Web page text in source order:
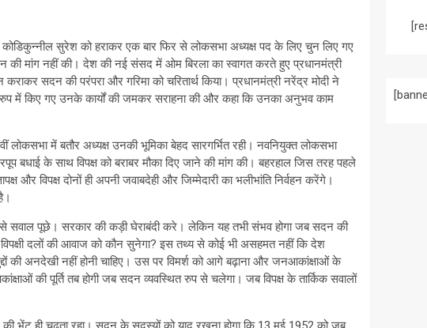
कोडिकुन्नील सुरेश को हराकर एक बार फिर से लोकसभा अध्यक्ष पद के लिए चुन लिए गए
की मांग नहीं की। देश की नई संसद में ओम बिरला का स्वागत करते हुए प्रधानमंत्री
सदन की परंपरा और गरिमा को चरितार्थ किया। प्रधानमंत्री नरेंद्र मोदी ने
में किए गए उनके कार्यों की जमकर सराहना की और कहा कि उनका अनुभव काम
में बतौर अध्यक्ष उनकी भूमिका बेहद सारगर्भित रही। नवनियुक्त लोकसभा
बधाई के साथ विपक्ष को बराबर मौका दिए जाने की मांग की। बहरहाल जिस तरह पहले
और विपक्ष दोनों ही अपनी जवाबदेही और जिम्मेदारी का भलीभांति निर्वहन करेंगे।
से सवाल पूछे। सरकार की कड़ी घेराबंदी करे। लेकिन यह तभी संभव होगा जब सदन की
दलों की आवाज को कौन सुनेगा? इस तथ्य से कोई भी असहमत नहीं कि देश
की अनदेखी नहीं होनी चाहिए। उस पर विमर्श को आगे बढ़ाना और जनआकांक्षाओं के
की पूर्ति तब होगी जब सदन व्यवस्थित रुप से चलेगा। जब विपक्ष के तार्किक सवालों